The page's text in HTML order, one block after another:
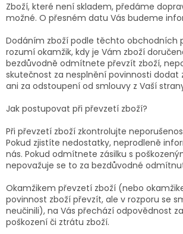
Zboží, které není skladem, předáme
možné. O přesném datu Vás budeme
Dodáním zboží podle těchto obchodních
rozumí okamžik, kdy je Vám zboží
bezdůvodně odmítnete převzít zboží,
skutečnost za nesplnění povinnosti dodat
ani za odstoupení od smlouvy z Vaší
Jak postupovat při převzetí zboží?
Při převzetí zboží zkontrolujte
Pokud zjistíte nedostatky, neprodleně
nás. Pokud odmítnete zásilku s
nepovažuje se to za bezdůvodné
Okamžikem převzetí zboží (nebo
povinnost zboží převzít, ale v rozporu se
neučinili), na Vás přechází odpovědnost
poškození či ztrátu zboží.